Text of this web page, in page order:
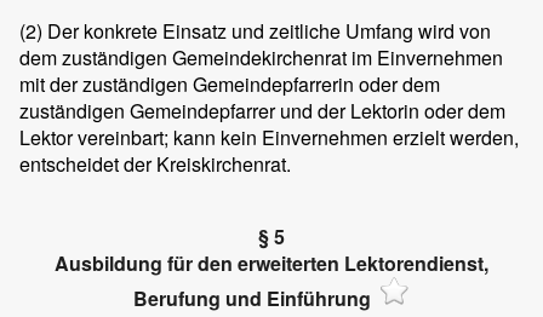
(2) Der konkrete Einsatz und zeitliche Umfang wird von
dem zuständigen Gemeindekirchenrat im Einvernehmen
mit der zuständigen Gemeindepfarrerin oder dem
zuständigen Gemeindepfarrer und der Lektorin oder dem
Lektor vereinbart; kann kein Einvernehmen erzielt werden,
entscheidet der Kreiskirchenrat.
§ 5
Ausbildung für den erweiterten Lektorendienst,
Berufung und Einführung